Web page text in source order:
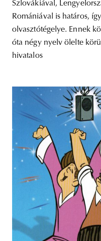
Szlovákiával,
Romániával is határos,
olvasztótégelye. Ennek
óta négy nyelv ölelte
hivatalos